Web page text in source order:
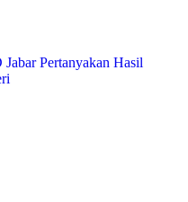
Pertanyakan Hasil